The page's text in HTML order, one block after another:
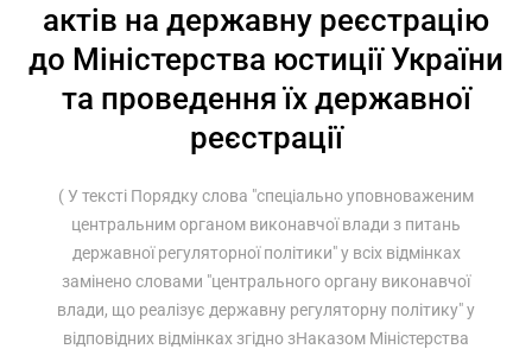
актів на державну реєстрацію
до Міністерства юстиції України
та проведення їх державної
реєстрації
( У тексті Порядку слова "спеціально уповноваженим
центральним органом виконавчої влади з питань
державної регуляторної політики" у всіх відмінках
замінено словами "центрального органу виконавчої
влади, що реалізує державну регуляторну політику" у
відповідних відмінках згідно зНаказом Міністерства